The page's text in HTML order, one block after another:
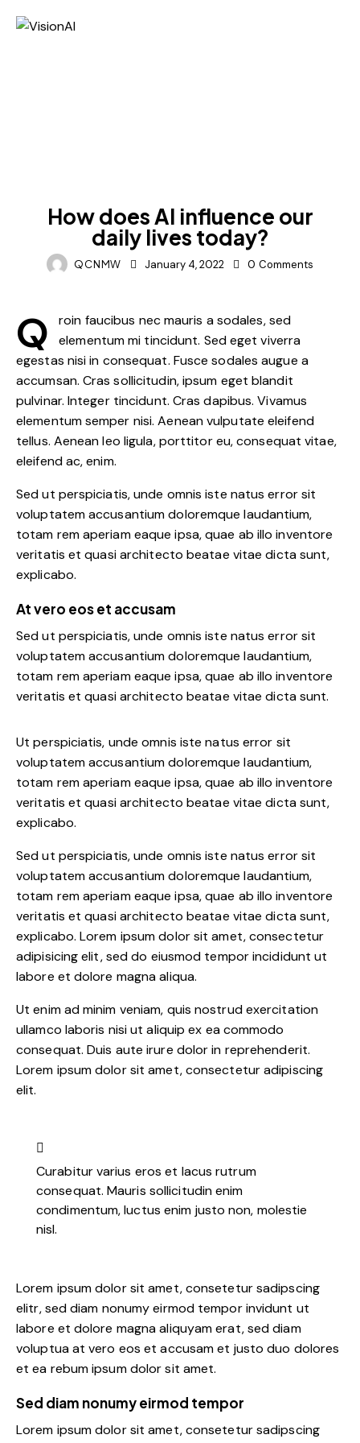
How does AI influence our
daily lives today?
QCNMW January 4, 2022 0 Comments
Q
roin faucibus nec mauris a sodales, sed
elementum mi tincidunt. Sed eget viverra
egestas nisi in consequat. Fusce sodales augue a
accumsan. Cras sollicitudin, ipsum eget blandit
pulvinar. Integer tincidunt. Cras dapibus. Vivamus
elementum semper nisi. Aenean vulputate eleifend
tellus. Aenean leo ligula, porttitor eu, consequat vitae,
eleifend ac, enim.
Sed ut perspiciatis, unde omnis iste natus error sit
voluptatem accusantium doloremque laudantium,
totam rem aperiam eaque ipsa, quae ab illo inventore
veritatis et quasi architecto beatae vitae dicta sunt,
explicabo.
At vero eos et accusam
Sed ut perspiciatis, unde omnis iste natus error sit
voluptatem accusantium doloremque laudantium,
totam rem aperiam eaque ipsa, quae ab illo inventore
veritatis et quasi architecto beatae vitae dicta sunt.
Ut perspiciatis, unde omnis iste natus error sit
voluptatem accusantium doloremque laudantium,
totam rem aperiam eaque ipsa, quae ab illo inventore
veritatis et quasi architecto beatae vitae dicta sunt,
explicabo.
Sed ut perspiciatis, unde omnis iste natus error sit
voluptatem accusantium doloremque laudantium,
totam rem aperiam eaque ipsa, quae ab illo inventore
veritatis et quasi architecto beatae vitae dicta sunt,
explicabo. Lorem ipsum dolor sit amet, consectetur
adipisicing elit, sed do eiusmod tempor incididunt ut
labore et dolore magna aliqua.
Ut enim ad minim veniam, quis nostrud exercitation
ullamco laboris nisi ut aliquip ex ea commodo
consequat. Duis aute irure dolor in reprehenderit.
Lorem ipsum dolor sit amet, consectetur adipiscing
elit.
Curabitur varius eros et lacus rutrum
consequat. Mauris sollicitudin enim
condimentum, luctus enim justo non, molestie
nisl.
Lorem ipsum dolor sit amet, consetetur sadipscing
elitr, sed diam nonumy eirmod tempor invidunt ut
labore et dolore magna aliquyam erat, sed diam
voluptua at vero eos et accusam et justo duo dolores
et ea rebum ipsum dolor sit amet.
Sed diam nonumy eirmod tempor
Lorem ipsum dolor sit amet, consetetur sadipscing